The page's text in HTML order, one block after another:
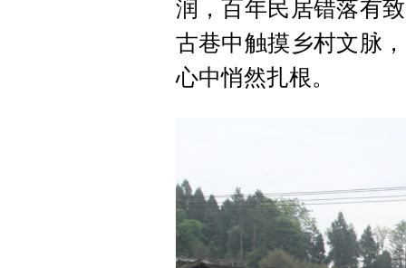
润，百年民居错落有
古巷中触摸乡村文脉
心中悄然扎根。